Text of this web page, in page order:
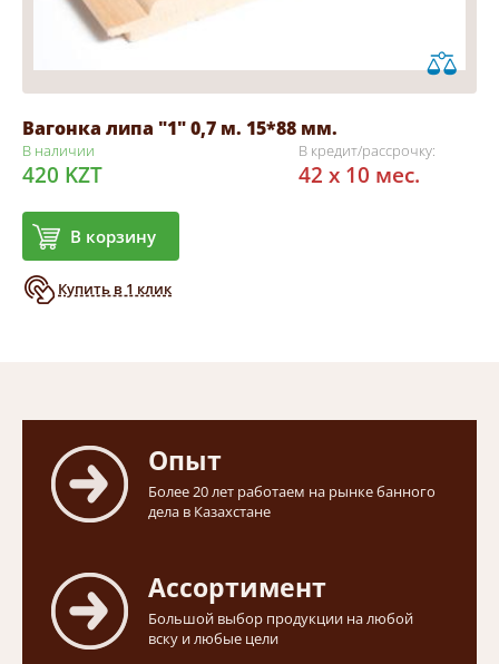
Вагонка липа "1" 0,7 м. 15*88 мм.
В наличии
420 KZT
В корзину
Купить в 1 клик
В кредит/рассрочку:
42 x 10 мес.
Опыт
Более 20 лет работаем на рынке банного
дела в Казахстане
Ассортимент
Большой выбор продукции на любой
вску и любые цели